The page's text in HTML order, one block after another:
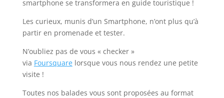
smartphone se transformera en guide touristique !
Les curieux, munis d’un Smartphone, n’ont plus qu’à
partir en promenade et tester.
N’oubliez pas de vous « checker »
via Foursquarelorsque vous nous rendez une petite
visite !
Toutes nos balades vous sont proposées au format